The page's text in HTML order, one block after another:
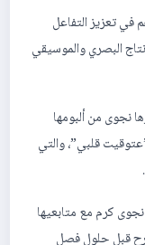
في تعزيز التفاعل
البصري والموسيقي
نجوى من ألبومها
قلبي”، والتي
كرم مع متابعيها
قبل حلول فصل